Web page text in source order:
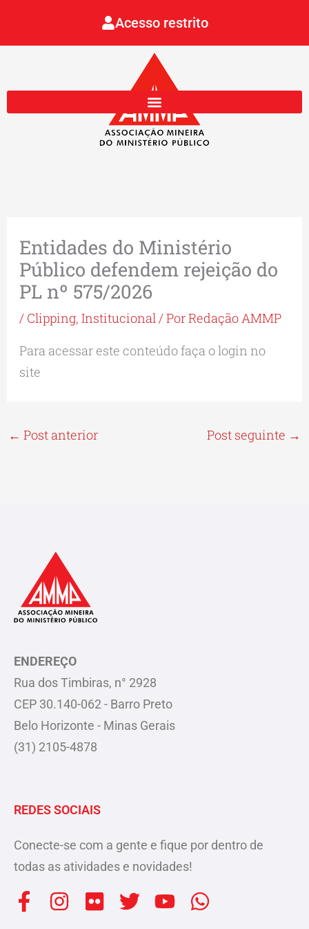
Acesso restrito
Entidades do Ministério
Público defendem rejeição do
PL nº 575/2026
/ Clipping,Institucional/ PorRedação AMMP
Para acessar este conteúdo faça o login no
site
← Post anterior Post seguinte →
ENDEREÇO
Rua dos Timbiras, n° 2928
CEP 30.140-062 - Barro Preto
Belo Horizonte - Minas Gerais
(31) 2105-4878
REDES SOCIAIS
Conecte-se com a gente e fique por dentro de
todas as atividades e novidades!
F
a
I F T Y W